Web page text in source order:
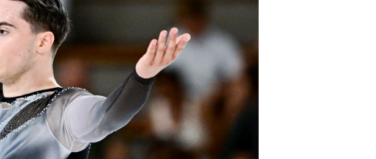
Photogallery Privacy Policy Cookie policy